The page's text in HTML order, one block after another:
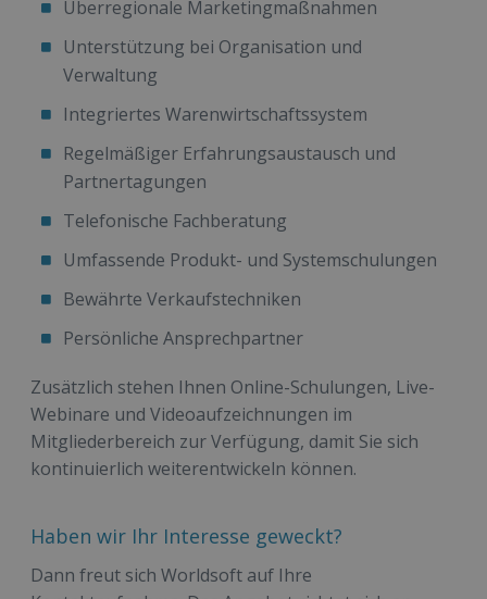
Überregionale Marketingmaßnahmen
Unterstützung bei Organisation und
Verwaltung
Integriertes Warenwirtschaftssystem
Regelmäßiger Erfahrungsaustausch und
Partnertagungen
Telefonische Fachberatung
Umfassende Produkt- und Systemschulungen
Bewährte Verkaufstechniken
Persönliche Ansprechpartner
Zusätzlich stehen Ihnen Online-Schulungen, Live-
Webinare und Videoaufzeichnungen im
Mitgliederbereich zur Verfügung, damit Sie sich
kontinuierlich weiterentwickeln können.
Haben wir Ihr Interesse geweckt?
Dann freut sich Worldsoft auf Ihre